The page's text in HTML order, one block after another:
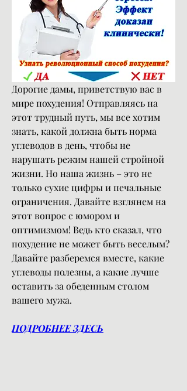
Дорогие дамы, приветствую вас в
мире похудения! Отправляясь на
этот трудный путь, мы все хотим
знать, какой должна быть норма
углеводов в день, чтобы не
нарушать режим нашей стройной
жизни. Но наша жизнь – это не
только сухие цифры и печальные
ограничения. Давайте взглянем на
этот вопрос с юмором и
оптимизмом! Ведь кто сказал, что
похудение не может быть веселым?
Давайте разберемся вместе, какие
углеводы полезны, а какие лучше
оставить за обеденным столом
вашего мужа.
ПОДРОБНЕЕ ЗДЕСЬ